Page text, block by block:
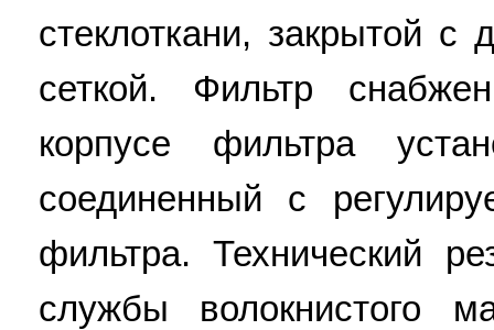
стеклоткани, закрытой с
сеткой. Фильтр
корпусе фильтра
соединенный с
фильтра. Технический
службы волокнистого